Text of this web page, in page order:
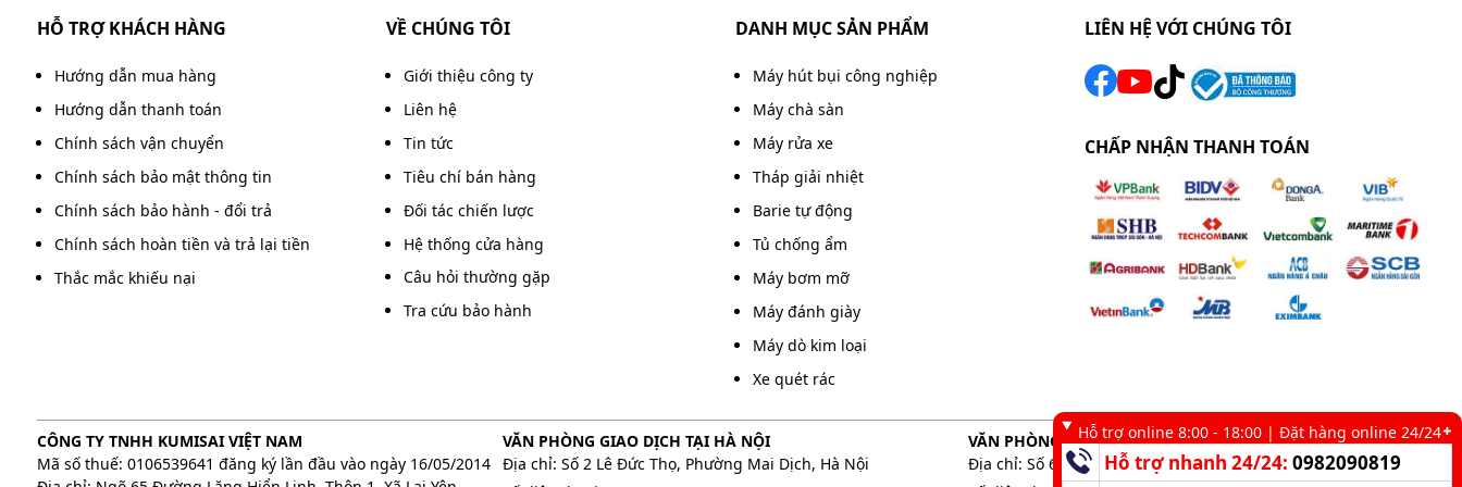
Xe được trang bị thùng chứa nước dung tích 24 lít. Người dùng lau sàn trong thời gian dài mà không phải
các khu vực có diện tích vừa và lớn, góp phần nâng cao hiệu suất làm việc.
HỖ TRỢ KHÁCH HÀNG
Hướng dẫn mua hàng
Hướng dẫn thanh toán
Chính sách vận chuyển
Chính sách bảo mật thông tin
Chính sách bảo hành - đổi trả
Chính sách hoàn tiền và trả lại tiền
Thắc mắc khiếu nại
VỀ CHÚNG TÔI
Giới thiệu công ty
Liên hệ
Tin tức
Tiêu chí bán hàng
Đối tác chiến lược
Hệ thống cửa hàng
Câu hỏi thường gặp
Tra cứu bảo hành
DANH MỤC SẢN PHẨM
Máy hút bụi công nghiệp
Máy chà sàn
Máy rửa xe
Tháp giải nhiệt
Barie tự động
Tủ chống ẩm
Máy bơm mỡ
Máy đánh giày
Máy dò kim loại
Xe quét rác
LIÊN HỆ VỚI CHÚNG TÔI
CHẤP NHẬN THANH TOÁN
CÔNG TY TNHH KUMISAI VIỆT NAM
Mã số thuế: 0106539641 đăng ký lần đầu vào ngày 16/05/2014
VĂN PHÒNG GIAO DỊCH TẠI HÀ NỘI
Địa chỉ: Số 2 Lê Đức Thọ, Phường Mai Dịch, Hà Nội
VĂN PHÒNG GIAO DỊCH TẠI TP. HCM
Địa chỉ: Số 6 kênh 19/5, Phường Tân Sơn Nhì, TP. HCM
Hỗ trợ online 8:00 - 18:00 | Đặt hàng online 24/24
Hỗ trợ nhanh 24/24:0982090819